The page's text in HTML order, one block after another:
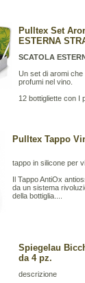
Pulltex Set
ESTERNA
SCATOLA
Un set di aromi che
profumi nel vino.
12 bottigliette con I
Pulltex Tappo
tappo in silicone per
Il Tappo AntiOx
da un sistema
della bottiglia....
Spiegelau
da 4 pz.
descrizione